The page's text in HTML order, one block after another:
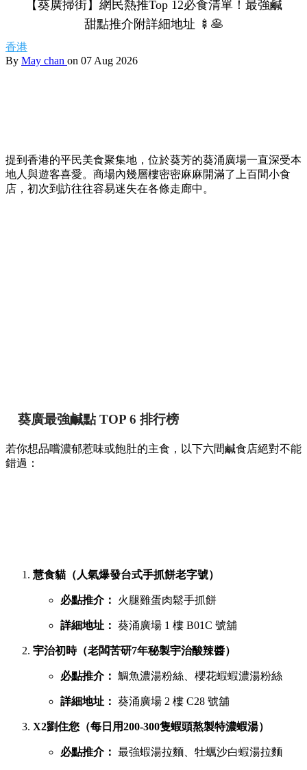
【葵廣掃街】網民熱推Top 12必食清單！最強鹹
甜點推介附詳細地址 🍢🥞
香港
By May chan on 07 Aug 2026
提到香港的平民美食聚集地，位於葵芳的葵涌廣場一直深受本
地人與遊客喜愛。商場內幾層樓密密麻麻開滿了上百間小食
店，初次到訪往往容易迷失在各條走廊中。
葵廣最強鹹點 TOP 6 排行榜
若你想品嚐濃郁惹味或飽肚的主食，以下六間鹹食店絕對不能
錯過：
慧食貓（人氣爆發台式手抓餅老字號）
必點推介： 火腿雞蛋肉鬆手抓餅
詳細地址： 葵涌廣場 1 樓 B01C 號舖
宇治初時（老闆苦研7年秘製宇治酸辣醬）
必點推介： 鯛魚濃湯粉絲、櫻花蝦蝦濃湯粉絲
詳細地址： 葵涌廣場 2 樓 C28 號舖
X2劉住您（每日用200-300隻蝦頭熬製特濃蝦湯）
必點推介： 最強蝦湯拉麵、牡蠣沙白蝦湯拉麵